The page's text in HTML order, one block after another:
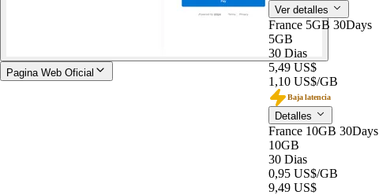
Pagina Web Oficial
Ver detalles
France 5GB 30Days
5GB
30 Dias
5,49 US$
1,10 US$/GB
Baja latencia
Detalles
France 10GB 30Days
10GB
30 Dias
0,95 US$/GB
9,49 US$